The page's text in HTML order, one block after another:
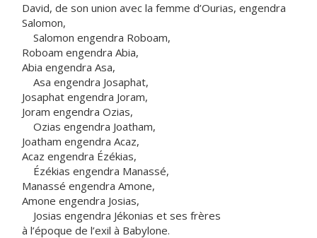
David, de son union avec la femme d’Ourias, engendra
Salomon,
Salomon engendra Roboam,
Roboam engendra Abia,
Abia engendra Asa,
Asa engendra Josaphat,
Josaphat engendra Joram,
Joram engendra Ozias,
Ozias engendra Joatham,
Joatham engendra Acaz,
Acaz engendra Ézékias,
Ézékias engendra Manassé,
Manassé engendra Amone,
Amone engendra Josias,
Josias engendra Jékonias et ses frères
à l’époque de l’exil à Babylone.